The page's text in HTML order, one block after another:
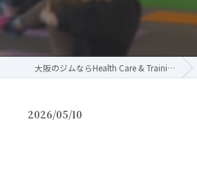
大阪のジムならHealth Care & Training Studio Liberty
2026/05/10